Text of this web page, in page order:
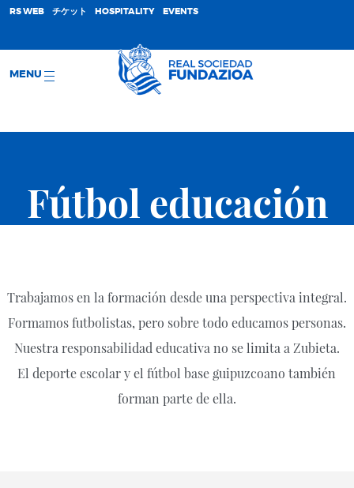
RS WEB チケット HOSPITALITY EVENTS
MENU
Fútbol educación
Trabajamos en la formación desde una perspectiva integral.
Formamos futbolistas, pero sobre todo educamos personas.
Nuestra responsabilidad educativa no se limita a Zubieta.
El deporte escolar y el fútbol base guipuzcoano también
forman parte de ella.